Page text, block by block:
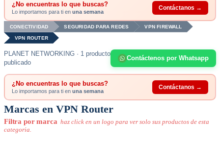
¿No encuentras lo que buscas?
Lo importamos para ti en una semana
Contáctanos →
CONECTIVIDAD SEGURIDAD PARA REDES VPN FIREWALL
VPN ROUTER
PLANET NETWORKING · 1 producto
publicado
Contáctenos por Whatsapp
¿No encuentras lo que buscas?
Lo importamos para ti en una semana
Contáctanos →
Marcas en VPN Router
Filtra por marca haz click en un logo para ver solo sus productos de esta
categoria.